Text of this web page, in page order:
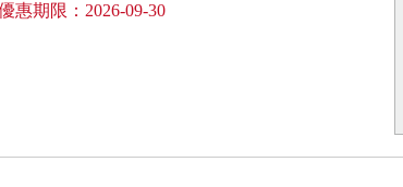
惠期限：2026-09-30